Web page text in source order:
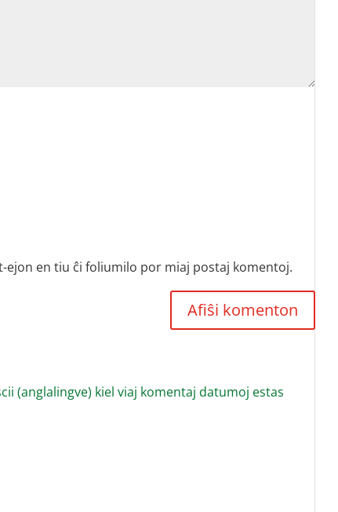
en tiu ĉi foliumilo por miaj postaj komentoj.
(anglalingve) kiel viaj komentaj datumoj estas